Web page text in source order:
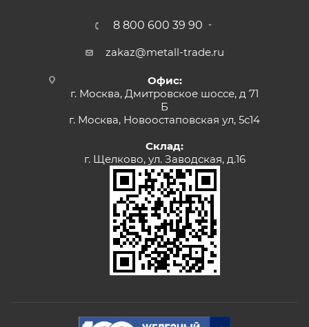
8 800 600 39 90
zakaz@metall-trade.ru
Офис:
г. Москва, Дмитровское шоссе, д 71
Б
г. Москва, Новоостаповская ул, 5с14
Склад:
г. Щелково, ул. Заводская, д.16